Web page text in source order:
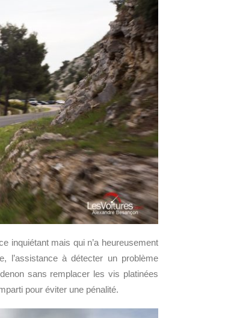
inquiétant mais qui n’a heureusement
l’assistance à détecter un problème
sans remplacer les vis platinées
pour éviter une pénalité.